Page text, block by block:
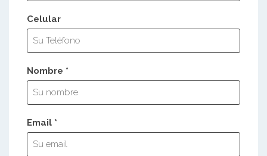
Celular
Nombre *
Email *